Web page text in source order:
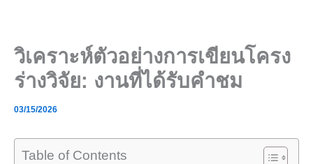
วิเคราะห์ตัวอย่างการเขียนโครง
ร่างวิจัย: งานที่ได้รับคำชม
03/15/2026
Table of Contents